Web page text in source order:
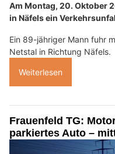
Am Montag, 20. Oktober
in Näfels ein
Ein 89-jähriger Mann fuhr
Netstal in Richtung Näfels.
Weiterlesen
Frauenfeld TG:
parkiertes Auto –